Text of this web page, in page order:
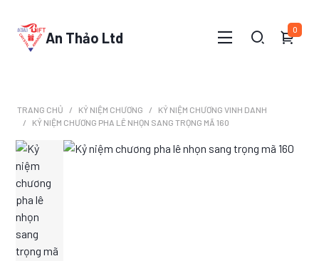
An Thảo Ltd 0
TRANG CHỦ KỶ NIỆM CHƯƠNG
KỶ NIỆM CHƯƠNG VINH DANH
KỶ NIỆM CHƯƠNG PHA LÊ NHỌN SANG TRỌNG MÃ 160